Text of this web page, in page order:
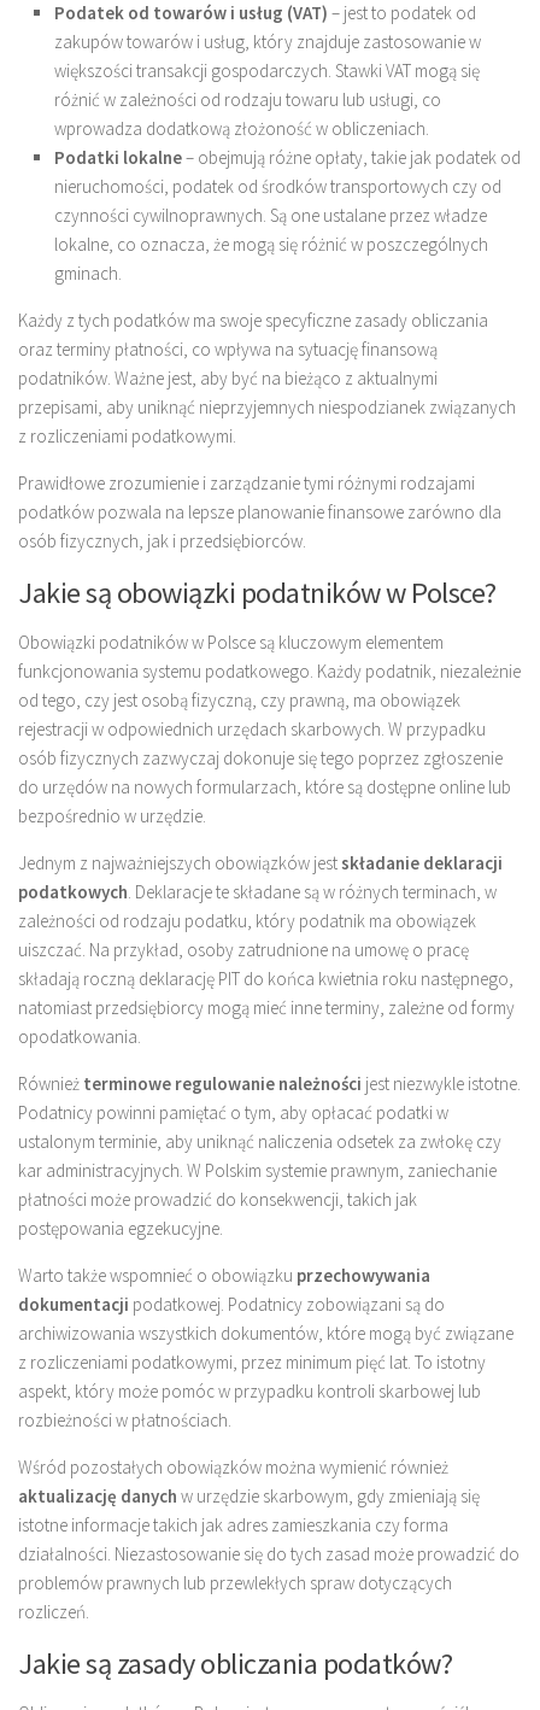
Podatek od towarów i usług (VAT) – jest to podatek od
zakupów towarów i usług, który znajduje zastosowanie w
większości transakcji gospodarczych. Stawki VAT mogą się
różnić w zależności od rodzaju towaru lub usługi, co
wprowadza dodatkową złożoność w obliczeniach.
Podatki lokalne– obejmują różne opłaty, takie jak podatek od
nieruchomości, podatek od środków transportowych czy od
czynności cywilnoprawnych. Są one ustalane przez władze
lokalne, co oznacza, że mogą się różnić w poszczególnych
gminach.
Każdy z tych podatków ma swoje specyficzne zasady obliczania
oraz terminy płatności, co wpływa na sytuację finansową
podatników. Ważne jest, aby być na bieżąco z aktualnymi
przepisami, aby uniknąć nieprzyjemnych niespodzianek związanych
z rozliczeniami podatkowymi.
Prawidłowe zrozumienie i zarządzanie tymi różnymi rodzajami
podatków pozwala na lepsze planowanie finansowe zarówno dla
osób fizycznych, jak i przedsiębiorców.
Jakie są obowiązki podatników w Polsce?
Obowiązki podatników w Polsce są kluczowym elementem
funkcjonowania systemu podatkowego. Każdy podatnik, niezależnie
od tego, czy jest osobą fizyczną, czy prawną, ma obowiązek
rejestracji w odpowiednich urzędach skarbowych. W przypadku
osób fizycznych zazwyczaj dokonuje się tego poprzez zgłoszenie
do urzędów na nowych formularzach, które są dostępne online lub
bezpośrednio w urzędzie.
Jednym z najważniejszych obowiązków jestskładanie deklaracji
podatkowych. Deklaracje te składane są w różnych terminach, w
zależności od rodzaju podatku, który podatnik ma obowiązek
uiszczać. Na przykład, osoby zatrudnione na umowę o pracę
składają roczną deklarację PIT do końca kwietnia roku następnego,
natomiast przedsiębiorcy mogą mieć inne terminy, zależne od formy
opodatkowania.
Również terminowe regulowanie należności jest niezwykle istotne.
Podatnicy powinni pamiętać o tym, aby opłacać podatki w
ustalonym terminie, aby uniknąć naliczenia odsetek za zwłokę czy
kar administracyjnych. W Polskim systemie prawnym, zaniechanie
płatności może prowadzić do konsekwencji, takich jak
postępowania egzekucyjne.
Warto także wspomnieć o obowiązku przechowywania
dokumentacji podatkowej. Podatnicy zobowiązani są do
archiwizowania wszystkich dokumentów, które mogą być związane
z rozliczeniami podatkowymi, przez minimum pięć lat. To istotny
aspekt, który może pomóc w przypadku kontroli skarbowej lub
rozbieżności w płatnościach.
Wśród pozostałych obowiązków można wymienić również
aktualizację danych w urzędzie skarbowym, gdy zmieniają się
istotne informacje takich jak adres zamieszkania czy forma
działalności. Niezastosowanie się do tych zasad może prowadzić do
problemów prawnych lub przewlekłych spraw dotyczących
rozliczeń.
Jakie są zasady obliczania podatków?